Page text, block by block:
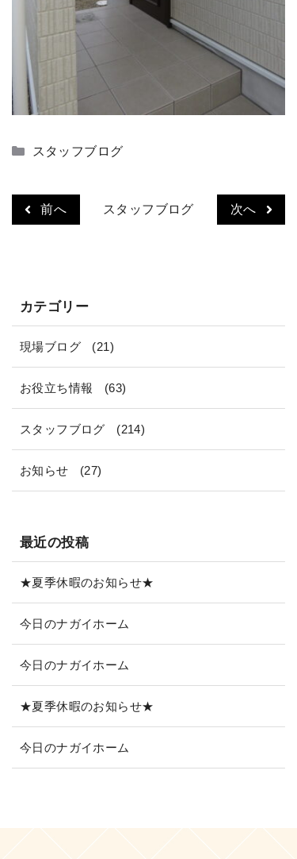
カ
リ
ー
スタッフブログ
前へ スタッフブログ 次へ
カテゴリー
現場ブログ (21)
お役立ち情報 (63)
スタッフブログ (214)
お知らせ (27)
最近の投稿
★夏季休暇のお知らせ★
今日のナガイホーム
今日のナガイホーム
★夏季休暇のお知らせ★
今日のナガイホーム